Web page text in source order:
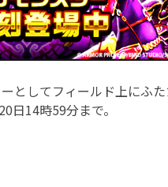
としてフィールド上にふ
日14時59分まで。